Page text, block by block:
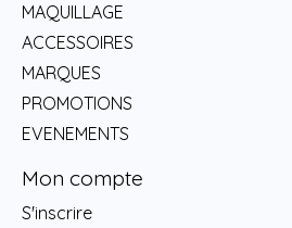
MAQUILLAGE
ACCESSOIRES
MARQUES
PROMOTIONS
EVENEMENTS
Mon compte
S'inscrire